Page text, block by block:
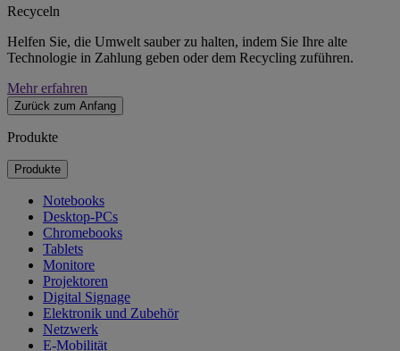
Recyceln
Helfen Sie, die Umwelt sauber zu halten, indem Sie Ihre alte
Technologie in Zahlung geben oder dem Recycling zuführen.
Mehr erfahren
Zurück zum Anfang
Produkte
Produkte
Notebooks
Desktop-PCs
Chromebooks
Tablets
Monitore
Projektoren
Digital Signage
Elektronik und Zubehör
Netzwerk
E-Mobilität